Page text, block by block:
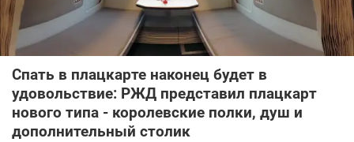
Спать в плацкарте наконец будет в
удовольствие: РЖД представил плацкарт
нового типа - королевские полки, душ и
дополнительный столик